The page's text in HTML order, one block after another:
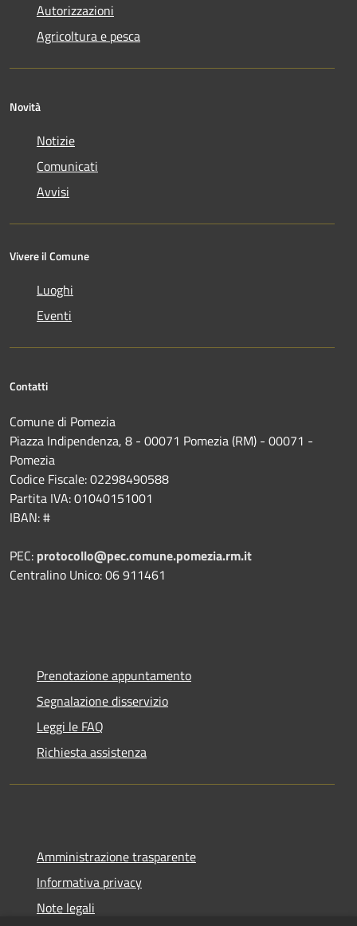
Autorizzazioni
Agricoltura e pesca
Novità
Notizie
Comunicati
Avvisi
Vivere il Comune
Luoghi
Eventi
Contatti
Comune di Pomezia
Piazza Indipendenza, 8 - 00071 Pomezia (RM) - 00071 -
Pomezia
Codice Fiscale: 02298490588
Partita IVA: 01040151001
IBAN: #
PEC: protocollo@pec.comune.pomezia.rm.it
Centralino Unico: 06 911461
Prenotazione appuntamento
Segnalazione disservizio
Leggi le FAQ
Richiesta assistenza
Amministrazione trasparente
Informativa privacy
Note legali